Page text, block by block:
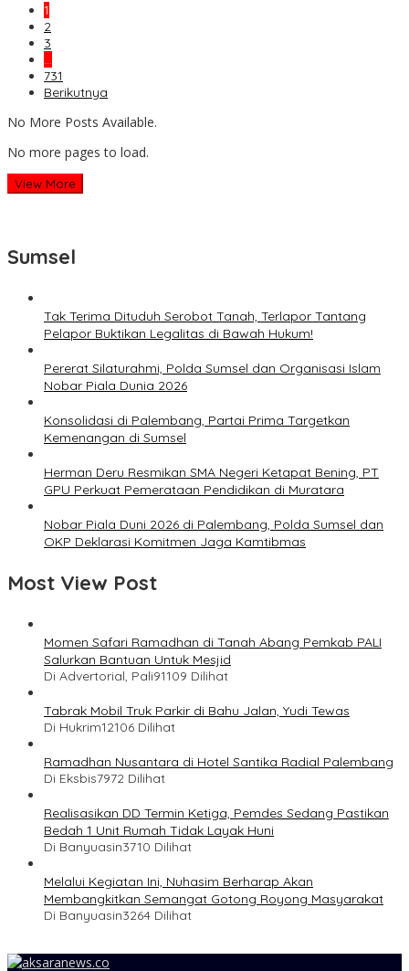
1
2
3
…
731
Berikutnya
No More Posts Available.
No more pages to load.
View More
Sumsel
Tak Terima Dituduh Serobot Tanah, Terlapor Tantang
Pelapor Buktikan Legalitas di Bawah Hukum!
Pererat Silaturahmi, Polda Sumsel dan Organisasi Islam
Nobar Piala Dunia 2026
Konsolidasi di Palembang, Partai Prima Targetkan
Kemenangan di Sumsel
Herman Deru Resmikan SMA Negeri Ketapat Bening, PT
GPU Perkuat Pemerataan Pendidikan di Muratara
Nobar Piala Duni 2026 di Palembang, Polda Sumsel dan
OKP Deklarasi Komitmen Jaga Kamtibmas
Most View Post
Momen Safari Ramadhan di Tanah Abang Pemkab PALI
Salurkan Bantuan Untuk Mesjid
Di Advertorial, Pali91109 Dilihat
Tabrak Mobil Truk Parkir di Bahu Jalan, Yudi Tewas
Di Hukrim12106 Dilihat
Ramadhan Nusantara di Hotel Santika Radial Palembang
Di Eksbis7972 Dilihat
Realisasikan DD Termin Ketiga, Pemdes Sedang Pastikan
Bedah 1 Unit Rumah Tidak Layak Huni
Di Banyuasin3710 Dilihat
Melalui Kegiatan Ini, Nuhasim Berharap Akan
Membangkitkan Semangat Gotong Royong Masyarakat
Di Banyuasin3264 Dilihat